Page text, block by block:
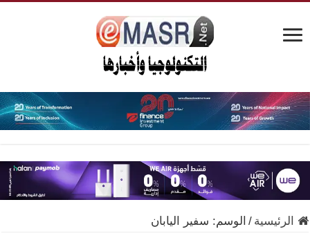
الرئيسية / الوسم: سفير اليابان